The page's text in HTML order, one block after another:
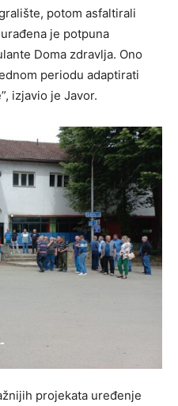
potom asfaltirali
je potpuna
Doma zdravlja. Ono
periodu adaptirati
izjavio je Javor.
projekata uređenje